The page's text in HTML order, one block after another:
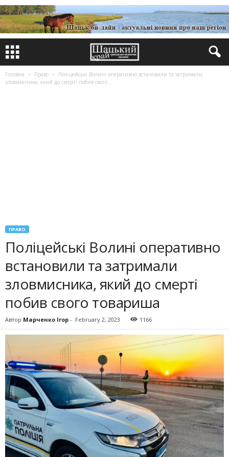
Головна Право
Поліцейські Волині оперативно встановили та затримали
зловмисника, який до смерті побив свого...
ПРАВО
Поліцейські Волині оперативно
встановили та затримали
зловмисника, який до смерті
побив свого товариша
Автор Марченко Ігор - February 2, 2023 1166